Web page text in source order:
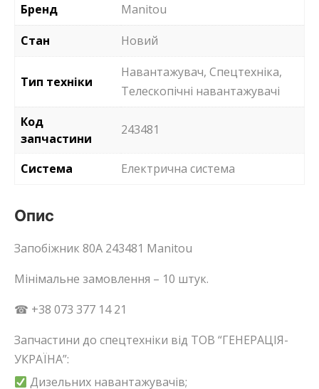
Бренд
Manitou
Стан
Новий
Тип техніки
Навантажувач, Спецтехніка,
Телескопічні навантажувачі
Код
запчастини
243481
Система Електрична система
Опис
Запобіжник 80А 243481 Manitou
Мінімальне замовлення – 10 штук.
☎ +38 073 377 14 21
Запчастини до спецтехніки від ТОВ “ГЕНЕРАЦІЯ-
УКРАЇНА”:
Дизельних навантажувачів;